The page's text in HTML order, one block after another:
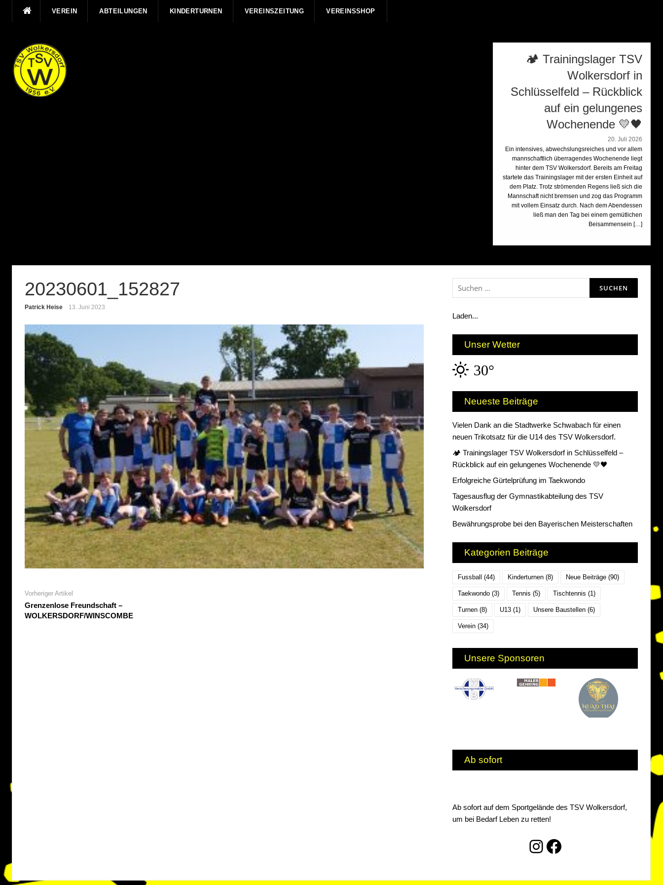
VEREIN ABTEILUNGEN KINDERTURNEN VEREINSZEITUNG VEREINSSHOP
🏕️ Trainingslager TSV
Wolkersdorf in
Schlüsselfeld – Rückblick
auf ein gelungenes
Wochenende 💛🖤
20. Juli 2026
Ein intensives, abwechslungsreiches und vor allem
mannschaftlich überragendes Wochenende liegt
hinter dem TSV Wolkersdorf. Bereits am Freitag
startete das Trainingslager mit der ersten Einheit auf
dem Platz. Trotz strömenden Regens ließ sich die
Mannschaft nicht bremsen und zog das Programm
mit vollem Einsatz durch. Nach dem Abendessen
ließ man den Tag bei einem gemütlichen
Beisammensein […]
20230601_152827
Patrick Heise 13. Juni 2023
Vorheriger Artikel
Grenzenlose Freundschaft –
WOLKERSDORF/WINSCOMBE
Suchen
nach:
Laden...
Unser Wetter
30°
Neueste Beiträge
Vielen Dank an die Stadtwerke Schwabach für einen
neuen Trikotsatz für die U14 des TSV Wolkersdorf.
🏕️ Trainingslager TSV Wolkersdorf in Schlüsselfeld –
Rückblick auf ein gelungenes Wochenende 💛🖤
Erfolgreiche Gürtelprüfung im Taekwondo
Tagesausflug der Gymnastikabteilung des TSV
Wolkersdorf
Bewährungsprobe bei den Bayerischen Meisterschaften
Kategorien Beiträge
Fussball (44) Kinderturnen (8) Neue Beiträge (90)
Taekwondo (3) Tennis (5) Tischtennis (1)
Turnen (8) U13 (1) Unsere Baustellen (6)
Verein (34)
Unsere Sponsoren
Ab sofort
Ab sofort auf dem Sportgelände des TSV Wolkersdorf,
um bei Bedarf Leben zu retten!
Instagram
Facebook